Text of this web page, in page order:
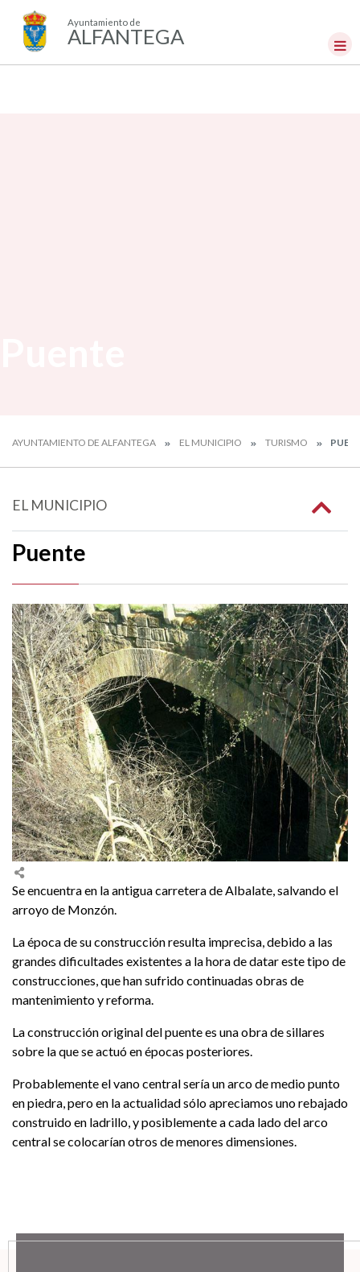
Ayuntamiento de
ALFANTEGA
AYUNTAMIENTO DE ALFANTEGA EL MUNICIPIO TURISMO
EL MUNICIPIO
Puente
Se encuentra en la antigua carretera de Albalate, salvando el
arroyo de Monzón.
La época de su construcción resulta imprecisa, debido a las
grandes dificultades existentes a la hora de datar este tipo de
construcciones, que han sufrido continuadas obras de
mantenimiento y reforma.
La construcción original del puente es una obra de sillares
sobre la que se actuó en épocas posteriores.
Probablemente el vano central sería un arco de medio punto
en piedra, pero en la actualidad sólo apreciamos uno rebajado
construido en ladrillo, y posiblemente a cada lado del arco
central se colocarían otros de menores dimensiones.